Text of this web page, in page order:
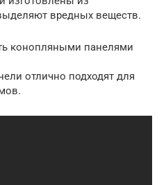
вредных веществ.
конопляными панелями
отлично подходят для